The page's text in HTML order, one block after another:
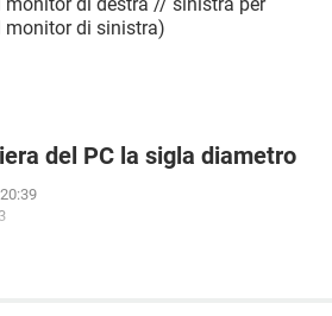
monitor di sinistra)
del PC la sigla diametro